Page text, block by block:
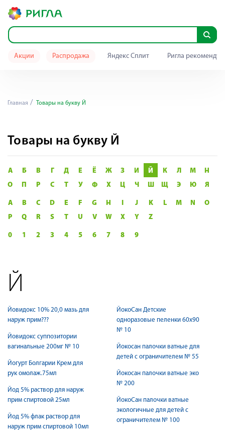
Акции Распродажа Яндекс Сплит Ригла
Главная Товары на букву Й
Товары на букву Й
А Б В Г Д Е Ё Ж З И Й К Л М
Н
О
П Р С Т У Ф Х Ц Ч Ш Щ Э Ю Я
A B C D E F G H I J K L M N
O
P
Q R S T U V W X Y Z
0 1 2 3 4 5 6 7 8 9
Й
Йовидокс 10% 20,0 мазь для
наруж прим???
Йовидокс суппозитории
вагинальные 200мг № 10
Йогурт Болгарии Крем для
рук омолаж.75мл
Йод 5% раствор для наруж
прим спиртовой 25мл
Йод 5% флак раствор для
наруж прим спиртовой 10мл
ЙокоСан Детские
одноразовые пеленки 60х90
№ 10
Йокосан палочки ватные для
детей с ограничителем № 55
Йокосан палочки ватные эко
№ 200
ЙокоСан палочки ватные
экологичные для детей с
ограничителем № 100